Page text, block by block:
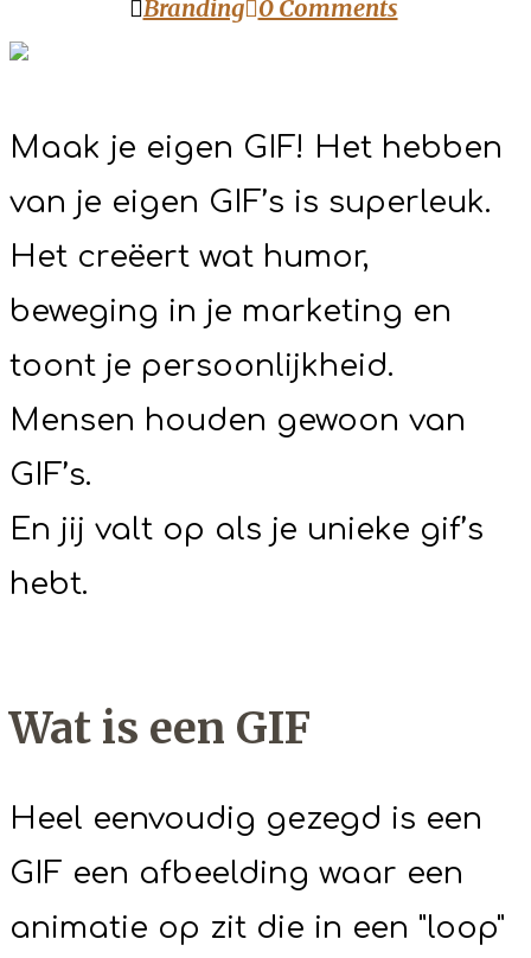
Branding 0 Comments
Maak je eigen GIF! Het hebben
van je eigen GIF’s is superleuk.
Het creëert wat humor,
beweging in je marketing en
toont je persoonlijkheid.
Mensen houden gewoon van
GIF’s.
En jij valt op als je unieke gif’s
hebt.
Wat is een GIF
Heel eenvoudig gezegd is een
GIF een afbeelding waar een
animatie op zit die in een "loop"